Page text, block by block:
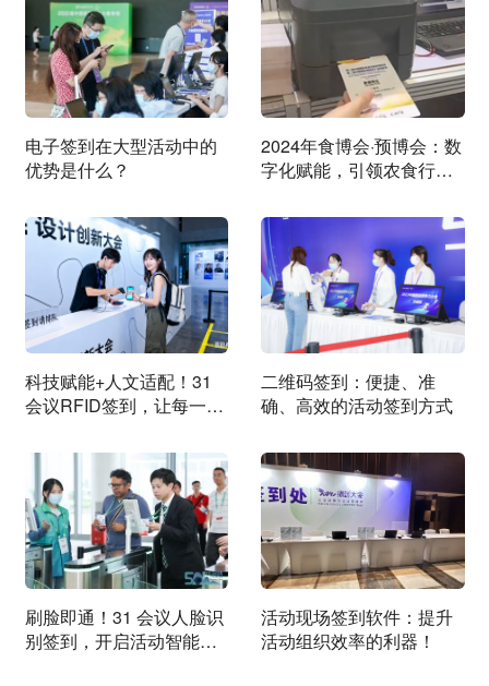
电子签到在大型活动中的
优势是什么？
2024年食博会·预博会：数
字化赋能，引领农食行业
科技赋能+人文适配！31
会议RFID签到，让每一场
二维码签到：便捷、准
确、高效的活动签到方式
刷脸即通！31 会议人脸识
别签到，开启活动智能入
活动现场签到软件：提升
活动组织效率的利器！